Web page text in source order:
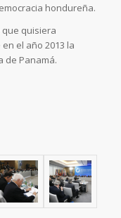
hondureña.
quisiera
el año 2013 la
de Panamá.